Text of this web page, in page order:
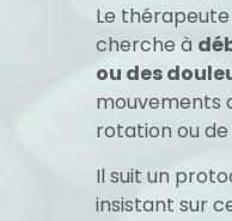
Le
cherche à
ou des
mouvements
rotation ou de
Il suit un
insistant sur